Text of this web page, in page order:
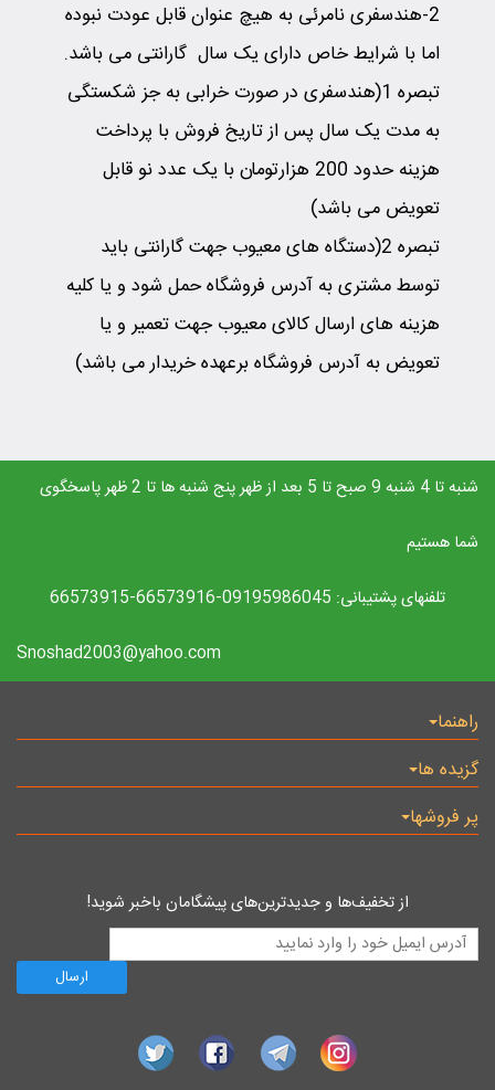
2-هندسفری نامرئی به هیچ عنوان قابل عودت نبوده
اما با شرایط خاص دارای یک سال گارانتی می باشد.
تبصره 1(هندسفری در صورت خرابی به جز شکستگی
به مدت یک سال پس از تاریخ فروش با پرداخت
هزینه حدود 200 هزارتومان با یک عدد نو قابل
تعویض می باشد)
تبصره 2(دستگاه های معیوب جهت گارانتی باید
توسط مشتری به آدرس فروشگاه حمل شود و یا کلیه
هزینه های ارسال کالای معیوب جهت تعمیر و یا
تعویض به آدرس فروشگاه برعهده خریدار می باشد)
شنبه تا 4 شنبه 9 صبح تا 5 بعد از ظهر پنج شنبه ها تا 2 ظهر پاسخگوی
شما هستیم
تلفنهای پشتیبانی: 09195986045-66573916-66573915
Snoshad2003@yahoo.com
راهنما
گزیده ها
پر فروشها
از تخفیف‌ها و جدیدترین‌های پیشگامان باخبر شوید!